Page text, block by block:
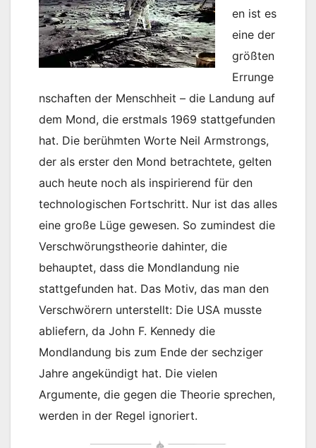
en ist es
eine der
größten
Errunge
nschaften der Menschheit – die Landung auf
dem Mond, die erstmals 1969 stattgefunden
hat. Die berühmten Worte Neil Armstrongs,
der als erster den Mond betrachtete, gelten
auch heute noch als inspirierend für den
technologischen Fortschritt. Nur ist das alles
eine große Lüge gewesen. So zumindest die
Verschwörungstheorie dahinter, die
behauptet, dass die Mondlandung nie
stattgefunden hat. Das Motiv, das man den
Verschwörern unterstellt: Die USA musste
abliefern, da John F. Kennedy die
Mondlandung bis zum Ende der sechziger
Jahre angekündigt hat. Die vielen
Argumente, die gegen die Theorie sprechen,
werden in der Regel ignoriert.